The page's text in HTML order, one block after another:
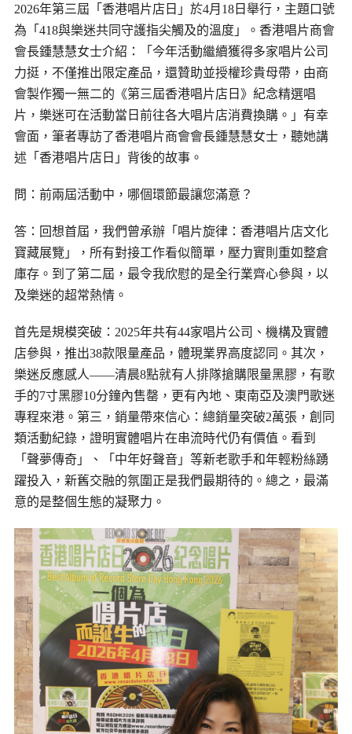
2026年第三屆「香港唱片店日」於4月18日舉行，主題口號
為「418與樂迷共同守護指尖觸及的溫度」。香港唱片商會
會長鍾慧慧女士介紹：「今年活動繼續獲得多家唱片公司
力挺，不僅推出限定產品，還贊助並授權珍貴母帶，由商
會製作獨一無二的《第三屆香港唱片店日》紀念精選唱
片，樂迷可在活動當日前往各大唱片店消費換購。」有幸
會面，筆者專訪了香港唱片商會會長鍾慧慧女士，聽她講
述「香港唱片店日」背後的故事。
問：前兩屆活動中，哪個環節最讓您滿意？
答：回想首屆，我們曾承辦「唱片旋律：香港唱片店文化
寶藏展覽」，所有對接工作看似簡單，壓力實則重如整倉
庫存。到了第二屆，最令我欣慰的是全行業齊心參與，以
及樂迷的超常熱情。
首先是規模突破： 2025年共有44家唱片公司、機構及實體
店參與，推出38款限量產品，體現業界高度認同。其次，
樂迷反應感人——清晨8點就有人排隊搶購限量黑膠，有歌
手的7寸黑膠10分鐘內售罄，更有內地、東南亞及澳門歌迷
專程來港。第三，銷量帶來信心：總銷量突破2萬張，創同
類活動紀錄，證明實體唱片在串流時代仍有價值。看到
「聲夢傳奇」、「 中年好聲音」等新老歌手和年輕粉絲踴
躍投入，新舊交融的氛圍正是我們最期待的。總之，最滿
意的是整個生態的凝聚力。